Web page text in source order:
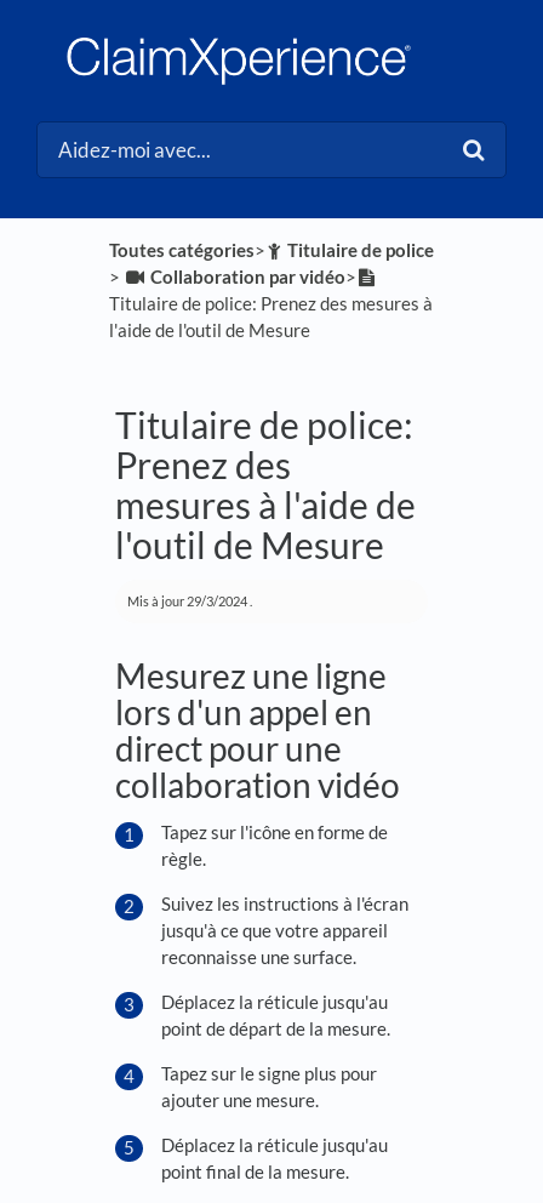
Toutes catégories​>​ ​Titulaire de police​
> ​
​Collaboration par vidéo​>​
Titulaire de police: Prenez des mesures à
l'aide de l'outil de Mesure
Titulaire de police:
Prenez des
mesures à l'aide de
l'outil de Mesure
Mis à jour 29/3/2024
Mesurez une ligne
lors d'un appel en
direct pour une
collaboration vidéo
Tapez sur l'icône en forme de
règle.
Suivez les instructions à l'écran
jusqu'à ce que votre appareil
reconnaisse une surface.
Déplacez la réticule jusqu'au
point de départ de la mesure.
Tapez sur le signe plus pour
ajouter une mesure.
Déplacez la réticule jusqu'au
point final de la mesure.